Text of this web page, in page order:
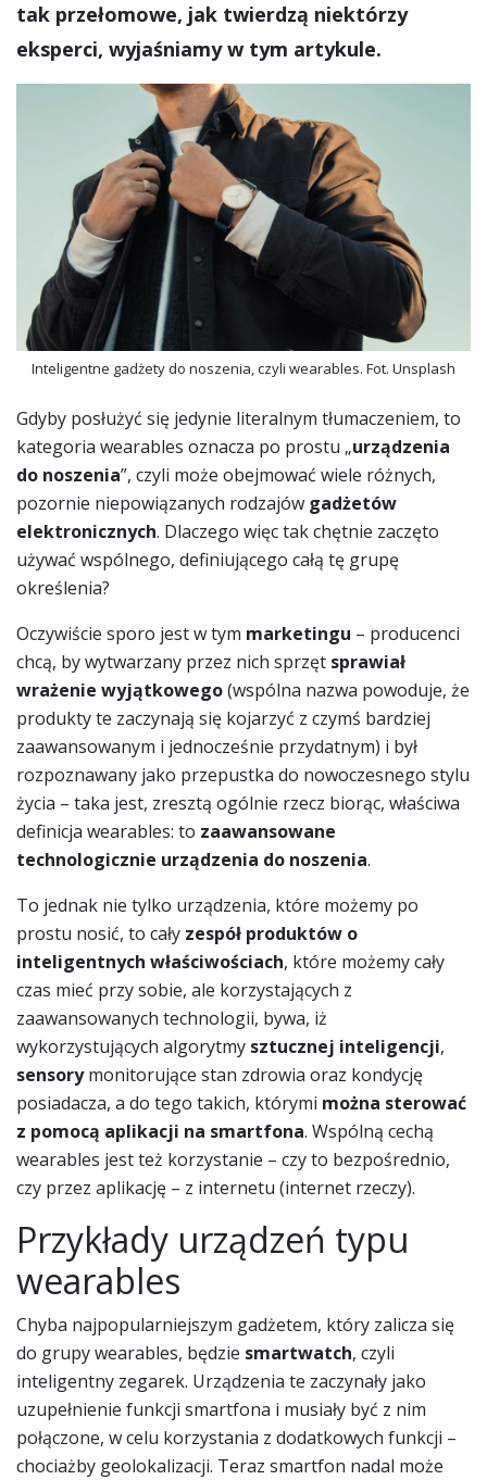
tak przełomowe, jak twierdzą niektórzy
eksperci, wyjaśniamy w tym artykule.
Inteligentne gadżety do noszenia, czyli wearables. Fot. Unsplash
Gdyby posłużyć się jedynie literalnym tłumaczeniem, to
kategoria wearables oznacza po prostu „urządzenia
do noszenia”, czyli może obejmować wiele różnych,
pozornie niepowiązanych rodzajów gadżetów
elektronicznych. Dlaczego więc tak chętnie zaczęto
używać wspólnego, definiującego całą tę grupę
określenia?
Oczywiście sporo jest w tym marketingu – producenci
chcą, by wytwarzany przez nich sprzęt sprawiał
wrażenie wyjątkowego(wspólna nazwa powoduje, że
produkty te zaczynają się kojarzyć z czymś bardziej
zaawansowanym i jednocześnie przydatnym) i był
rozpoznawany jako przepustka do nowoczesnego stylu
życia – taka jest, zresztą ogólnie rzecz biorąc, właściwa
definicja wearables: to zaawansowane
technologicznie urządzenia do noszenia.
To jednak nie tylko urządzenia, które możemy po
prostu nosić, to cały zespół produktów o
inteligentnych właściwościach, które możemy cały
czas mieć przy sobie, ale korzystających z
zaawansowanych technologii, bywa, iż
wykorzystujących algorytmy sztucznej inteligencji,
sensorymonitorujące stan zdrowia oraz kondycję
posiadacza, a do tego takich, którymi można sterować
z pomocą aplikacji na smartfona. Wspólną cechą
wearables jest też korzystanie – czy to bezpośrednio,
czy przez aplikację – z internetu (internet rzeczy).
Przykłady urządzeń typu
wearables
Chyba najpopularniejszym gadżetem, który zalicza się
do grupy wearables, będzie smartwatch, czyli
inteligentny zegarek. Urządzenia te zaczynały jako
uzupełnienie funkcji smartfona i musiały być z nim
połączone, w celu korzystania z dodatkowych funkcji –
chociażby geolokalizacji. Teraz smartfon nadal może